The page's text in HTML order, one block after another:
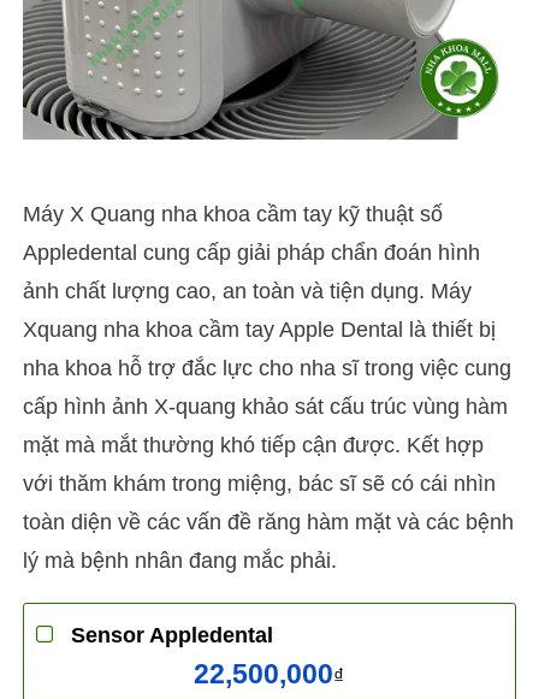
Máy X Quang nha khoa cầm tay kỹ thuật số
Appledental cung cấp giải pháp chẩn đoán hình
ảnh chất lượng cao, an toàn và tiện dụng. Máy
Xquang nha khoa cầm tay Apple Dental là thiết bị
nha khoa hỗ trợ đắc lực cho nha sĩ trong việc cung
cấp hình ảnh X-quang khảo sát cấu trúc vùng hàm
mặt mà mắt thường khó tiếp cận được. Kết hợp
với thăm khám trong miệng, bác sĩ sẽ có cái nhìn
toàn diện về các vấn đề răng hàm mặt và các bệnh
lý mà bệnh nhân đang mắc phải.
Sensor Appledental
22,500,000₫